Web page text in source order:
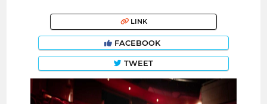
LINK
FACEBOOK
TWEET